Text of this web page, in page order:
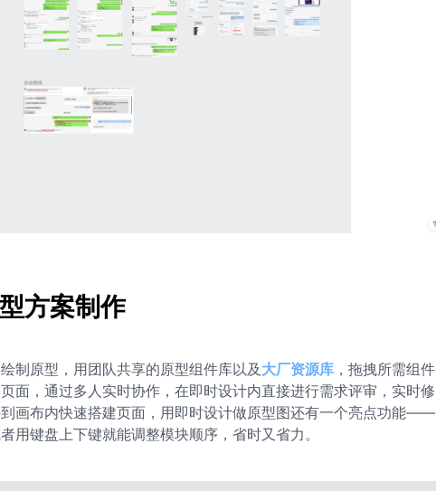
方案制作
制原型，用团队共享的原型组件库以及 大厂资源库 ，拖拽所需组件
面，通过多人实时协作，在即时设计内直接进行需求评审，实时修
画布内快速搭建页面，用即时设计做原型图还有一个亮点功能——
者用键盘上下键就能调整模块顺序，省时又省力。